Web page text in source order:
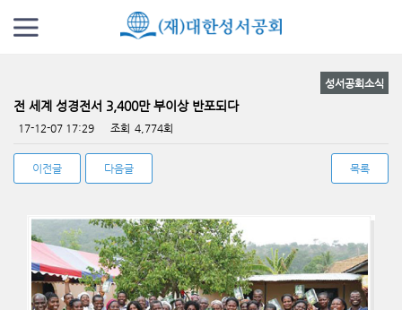
성서공회소식
전 세계 성경전서 3,400만 부이상 반포되다
페이지 정보
17-12-07 17:29 조회 4,774회
이전글 다음글 목록